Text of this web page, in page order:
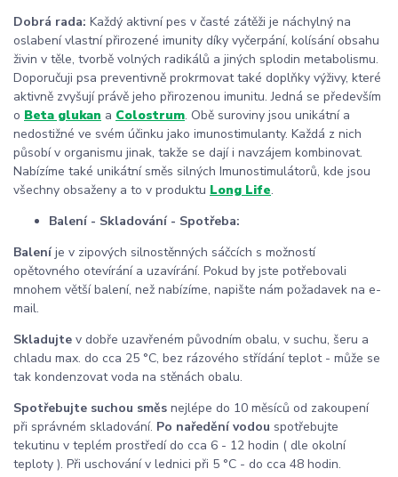
Dobrá rada: Každý aktivní pes v časté zátěži je náchylný na
oslabení vlastní přirozené imunity díky vyčerpání, kolísání obsahu
živin v těle, tvorbě volných radikálů a jiných splodin metabolismu.
Doporučuji psa preventivně prokrmovat také doplňky výživy, které
aktivně zvyšují právě jeho přirozenou imunitu. Jedná se především
o Beta glukan a Colostrum. Obě suroviny jsou unikátní a
nedostižné ve svém účinku jako imunostimulanty. Každá z nich
působí v organismu jinak, takže se dají i navzájem kombinovat.
Nabízíme také unikátní směs silných Imunostimulátorů, kde jsou
všechny obsaženy a to v produktu Long Life.
Balení - Skladování - Spotřeba:
Baleníje v zipových silnostěnných sáčcích s možností
opětovného otevírání a uzavírání. Pokud by jste potřebovali
mnohem větší balení, než nabízíme, napište nám požadavek na e-
mail.
Skladujte v dobře uzavřeném původním obalu, v suchu, šeru a
chladu max. do cca 25 °C, bez rázového střídání teplot - může se
tak kondenzovat voda na stěnách obalu.
Spotřebujte suchou směs nejlépe do 10 měsíců od zakoupení
při správném skladování. Po naředění vodou spotřebujte
tekutinu v teplém prostředí do cca 6 - 12 hodin ( dle okolní
teploty ). Při uschování v lednici při 5 °C - do cca 48 hodin.